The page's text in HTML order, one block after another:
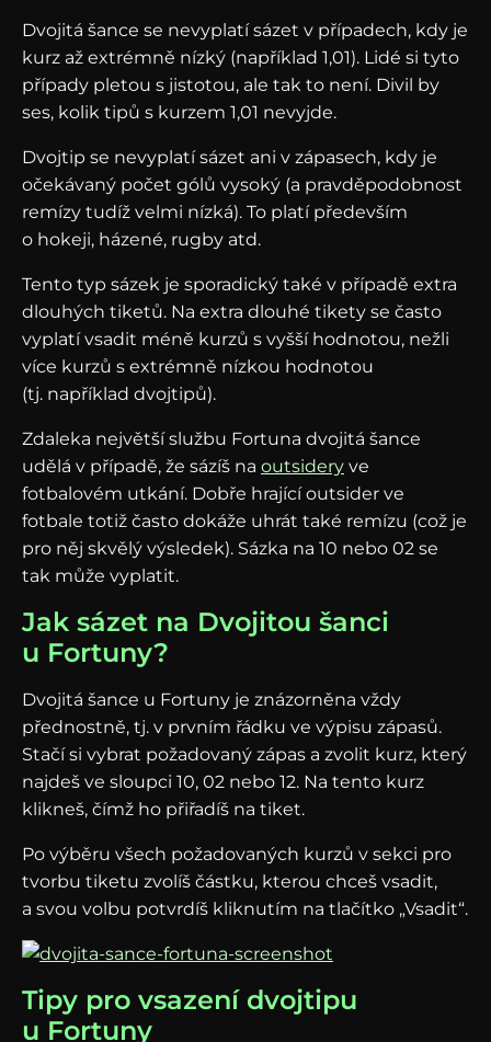
Dvojitá šance se nevyplatí sázet v případech, kdy je
kurz až extrémně nízký (například 1,01). Lidé si tyto
případy pletou s jistotou, ale tak to není. Divil by
ses, kolik tipů s kurzem 1,01 nevyjde.
Dvojtip se nevyplatí sázet ani v zápasech, kdy je
očekávaný počet gólů vysoký (a pravděpodobnost
remízy tudíž velmi nízká). To platí především
o hokeji, házené, rugby atd.
Tento typ sázek je sporadický také v případě extra
dlouhých tiketů. Na extra dlouhé tikety se často
vyplatí vsadit méně kurzů s vyšší hodnotou, nežli
více kurzů s extrémně nízkou hodnotou
(tj. například dvojtipů).
Zdaleka největší službu Fortuna dvojitá šance
udělá v případě, že sázíš na outsidery ve
fotbalovém utkání. Dobře hrající outsider ve
fotbale totiž často dokáže uhrát také remízu (což je
pro něj skvělý výsledek). Sázka na 10 nebo 02 se
tak může vyplatit.
Jak sázet na Dvojitou šanci
u Fortuny?
Dvojitá šance u Fortuny je znázorněna vždy
přednostně, tj. v prvním řádku ve výpisu zápasů.
Stačí si vybrat požadovaný zápas a zvolit kurz, který
najdeš ve sloupci 10, 02 nebo 12. Na tento kurz
klikneš, čímž ho přiřadíš na tiket.
Po výběru všech požadovaných kurzů v sekci pro
tvorbu tiketu zvolíš částku, kterou chceš vsadit,
a svou volbu potvrdíš kliknutím na tlačítko „Vsadit“.
Tipy pro vsazení dvojtipu
u Fortuny